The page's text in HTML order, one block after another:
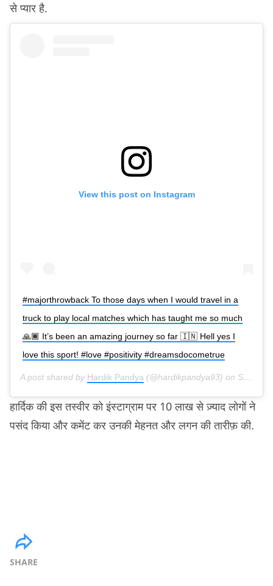
से प्यार है.
View this post on Instagram
#majorthrowback To those days when I would travel in a
truck to play local matches which has taught me so much
🙏🏾 It’s been an amazing journey so far 🇮🇳 Hell yes I
love this sport! #love #positivity #dreamsdocometrue
A post shared by Hardik Pandya (@hardikpandya93) on Sep 19, 2019 at 1:23pm PDT
हार्दिक की इस तस्वीर को इंस्टाग्राम पर 10 लाख से ज़्याद लोगों ने
पसंद किया और कमेंट कर उनकी मेहनत और लगन की तारीफ़ की.
SHARE